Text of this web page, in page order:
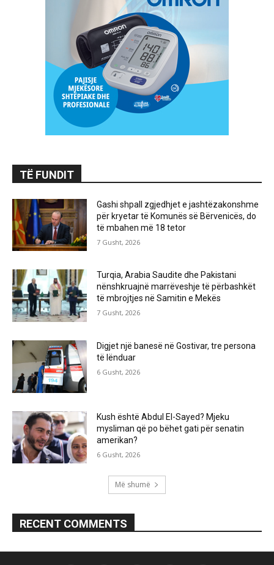
TË FUNDIT
Gashi shpall zgjedhjet e jashtëzakonshme
për kryetar të Komunës së Bërvenicës, do
të mbahen më 18 tetor
7 Gusht, 2026
Turqia, Arabia Saudite dhe Pakistani
nënshkruajnë marrëveshje të përbashkët
të mbrojtjes në Samitin e Mekës
7 Gusht, 2026
Digjet një banesë në Gostivar, tre persona
të lënduar
6 Gusht, 2026
Kush është Abdul El-Sayed? Mjeku
mysliman që po bëhet gati për senatin
amerikan?
6 Gusht, 2026
Më shumë
RECENT COMMENTS